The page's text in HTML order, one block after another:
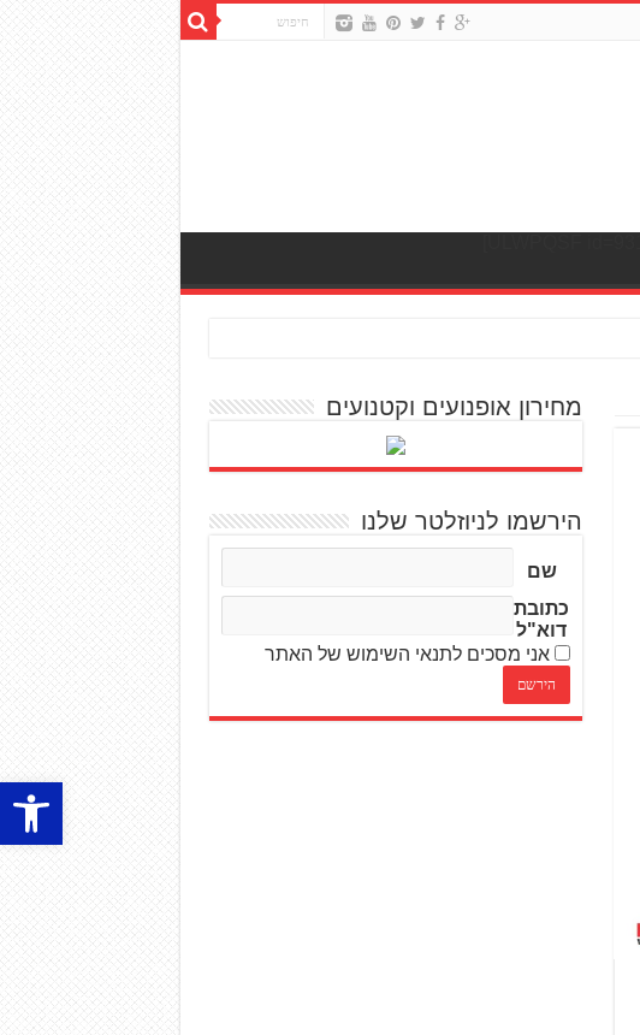
פתח
מחירון אופנועים וקטנועים
הירשמו לניוזלטר שלנו
שם
כתובת
דוא"ל
אני מסכים לתנאי השימוש של האתר